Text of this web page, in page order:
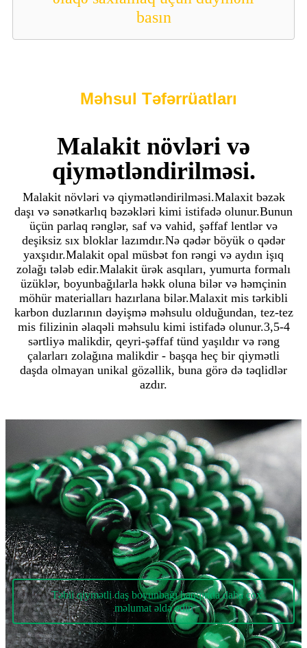
basın
Məhsul Təfərrüatları
Malakit növləri və
qiymətləndirilməsi.
Malakit növləri və qiymətləndirilməsi.Malaxit bəzək
daşı və sənətkarlıq bəzəkləri kimi istifadə olunur.Bunun
üçün parlaq rənglər, saf və vahid, şəffaf lentlər və
deşiksiz sıx bloklar lazımdır.Nə qədər böyük o qədər
yaxşıdır.Malakit opal müsbət fon rəngi və aydın işıq
zolağı tələb edir.Malakit ürək asqıları, yumurta formalı
üzüklər, boyunbağılarla həkk oluna bilər və həmçinin
möhür materialları hazırlana bilər.Malaxit mis tərkibli
karbon duzlarının dəyişmə məhsulu olduğundan, tez-tez
mis filizinin əlaqəli məhsulu kimi istifadə olunur.3,5-4
sərtliyə malikdir, qeyri-şəffaf tünd yaşıldır və rəng
çalarları zolağına malikdir - başqa heç bir qiymətli
daşda olmayan unikal gözəllik, buna görə də təqlidlər
azdır.
Təbii qiymətli daş boyunbağı haqqında daha çox
məlumat əldə edin